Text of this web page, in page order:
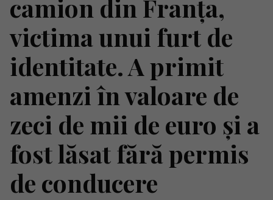
camion din Franța,
victima unui furt de
identitate. A primit
amenzi în valoare de
zeci de mii de euro și a
fost lăsat fără permis
de conducere